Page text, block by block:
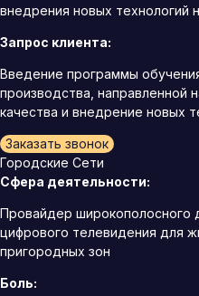
внедрения новых технологий
Запрос клиента:
Введение программы
производства, направленной
качества и внедрение новых
Заказать звонок
Городские Сети
Сфера деятельности:
Провайдер широкополосного
цифрового телевидения для
пригородных зон
Боль: